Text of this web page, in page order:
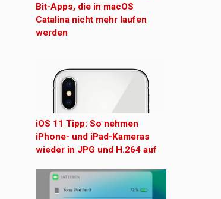
Bit-Apps, die in macOS
Catalina nicht mehr laufen
werden
iOS 11 Tipp: So nehmen
iPhone- und iPad-Kameras
wieder in JPG und H.264 auf